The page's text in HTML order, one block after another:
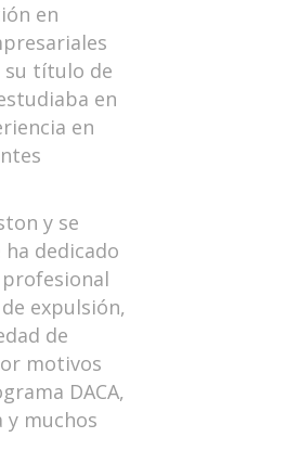
en
su título de
en
en
y se
ha dedicado
expulsión,
de
motivos
DACA,
y muchos